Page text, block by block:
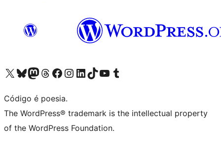
Acessar nossa conta do X (antigo Twitter)
Acessar nossa conta do Bluesky
Acessar nossa conta do Mastodon
Acessar nossa conta do Threads
Acessar nossa página do Facebook
Acessar nossa conta do Instagram
Acessar nossa conta do LinkedIn
Acessar nossa conta do TikTok
Acessar nosso canal do YouTube
Acessar nossa conta no Tumblr
Código é poesia.
The WordPress® trademark is the intellectual property
of the WordPress Foundation.